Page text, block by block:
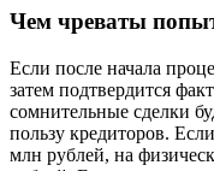
Чем чреваты
Если после начала
затем подтвердится
сомнительные сделки
пользу кредиторов.
млн рублей, на